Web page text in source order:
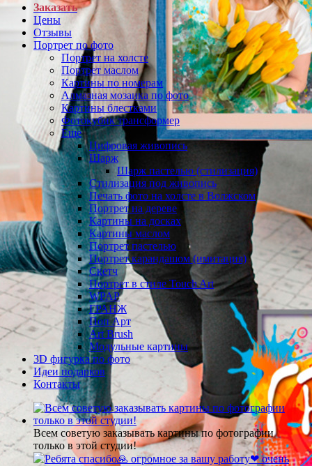
Заказать
Цены
Отзывы
Портрет по фото
Портрет на холсте
Портрет маслом
Картины по номерам
Алмазная мозаика по фото
Картины блестками
Фотокубик трансформер
Еще
Цифровая живопись
Шарж
Шарж пастелью (стилизация)
Стилизация под живопись
Печать фото на холсте в Волжском
Портрет на дереве
Картины на досках
Картины маслом
Портрет пастелью
Портрет карандашом (имитация)
Скетч
Портрет в стиле Touch Art
WPAP
ГРАНЖ
Поп Арт
Art Brush
Модульные картины
3D фигурка по фото
Идеи подарков
Контакты
Всем советую заказывать картины по фотографии
только в этой студии!